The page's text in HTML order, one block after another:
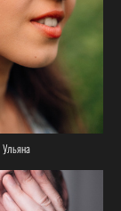
Ульяна